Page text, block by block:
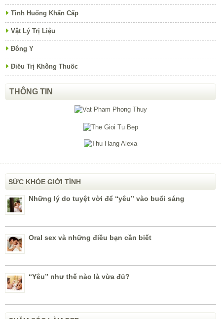
Tình Huống Khẩn Cấp
Vật Lý Trị Liệu
Đông Y
Điều Trị Không Thuốc
THÔNG TIN
SỨC KHỎE GIỚI TÍNH
Những lý do tuyệt vời để “yêu” vào buổi sáng
Oral sex và những điều bạn cần biết
“Yêu” như thế nào là vừa đủ?